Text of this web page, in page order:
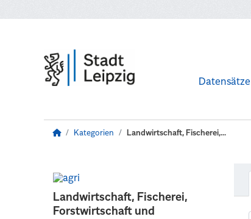
Datensätze
Kategorien Landwirtschaft, Fischerei,...
Landwirtschaft, Fischerei,
Forstwirtschaft und